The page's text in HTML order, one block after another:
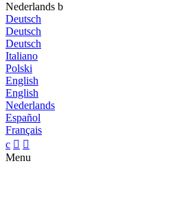
Nederlands b
Deutsch
Deutsch
Deutsch
Italiano
Polski
English
English
Nederlands
Español
Français
c  
Menu